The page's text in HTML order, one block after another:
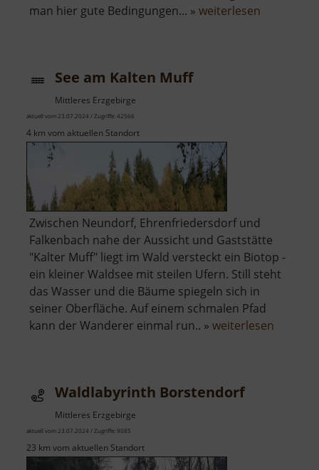
man hier gute Bedingungen... » weiterlesen
See am Kalten Muff
Mittleres Erzgebirge
aktuell vom 23.07.2024 / Zugriffe: 42566
4 km vom aktuellen Standort
Zwischen Neundorf, Ehrenfriedersdorf und
Falkenbach nahe der Aussicht und Gaststätte
"Kalter Muff" liegt im Wald versteckt ein Biotop -
ein kleiner Waldsee mit steilen Ufern. Still steht
das Wasser und die Bäume spiegeln sich in
seiner Oberfläche. Auf einem schmalen Pfad
kann der Wanderer einmal run.. » weiterlesen
Waldlabyrinth Borstendorf
Mittleres Erzgebirge
aktuell vom 23.07.2024 / Zugriffe: 9085
23 km vom aktuellen Standort